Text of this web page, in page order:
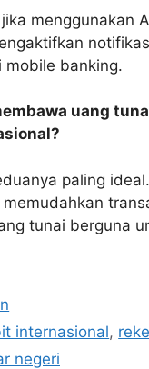
menggunakan
mobile banking.
uang
paling
tunai berguna
internasional,
negeri